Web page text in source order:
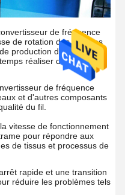
de fréquence
de rotation des broches
production des différents
réaliser des
de fréquence
et d'autres composants
du fil.
vitesse de fonctionnement
pour répondre aux
de tissus et processus de
rapide et une transition
réduire les problèmes tels